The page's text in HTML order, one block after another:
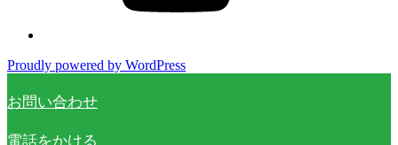
Proudly powered by WordPress
お問い合わせ
電話をかける